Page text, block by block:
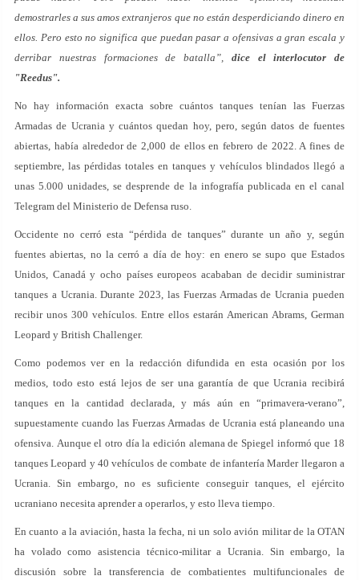
demostrarles a sus amos extranjeros que no están desperdiciando dinero en
ellos. Pero esto no significa que puedan pasar a ofensivas a gran escala y
derribar nuestras formaciones de batalla”, dice el interlocutor de
"Reedus".
No hay información exacta sobre cuántos tanques tenían las Fuerzas
Armadas de Ucrania y cuántos quedan hoy, pero, según datos de fuentes
abiertas, había alrededor de 2,000 de ellos en febrero de 2022. A fines de
septiembre, las pérdidas totales en tanques y vehículos blindados llegó a
unas 5.000 unidades, se desprende de la infografía publicada en el canal
Telegram del Ministerio de Defensa ruso.
Occidente no cerró esta “pérdida de tanques” durante un año y, según
fuentes abiertas, no la cerró a día de hoy: en enero se supo que Estados
Unidos, Canadá y ocho países europeos acababan de decidir suministrar
tanques a Ucrania. Durante 2023, las Fuerzas Armadas de Ucrania pueden
recibir unos 300 vehículos. Entre ellos estarán American Abrams, German
Leopard y British Challenger.
Como podemos ver en la redacción difundida en esta ocasión por los
medios, todo esto está lejos de ser una garantía de que Ucrania recibirá
tanques en la cantidad declarada, y más aún en “primavera-verano”,
supuestamente cuando las Fuerzas Armadas de Ucrania está planeando una
ofensiva. Aunque el otro día la edición alemana de Spiegel informó que 18
tanques Leopard y 40 vehículos de combate de infantería Marder llegaron a
Ucrania. Sin embargo, no es suficiente conseguir tanques, el ejército
ucraniano necesita aprender a operarlos, y esto lleva tiempo.
En cuanto a la aviación, hasta la fecha, ni un solo avión militar de la OTAN
ha volado como asistencia técnico-militar a Ucrania. Sin embargo, la
discusión sobre la transferencia de combatientes multifuncionales de